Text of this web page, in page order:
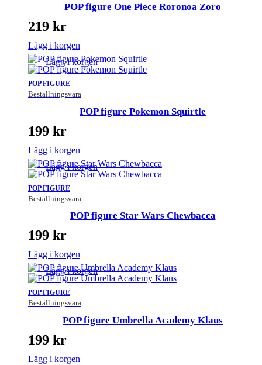
POP figure One Piece Roronoa Zoro
219 kr
Lägg i korgen
POP FIGURE
Beställningsvara
Lägg i korgen
POP figure Pokemon Squirtle
199 kr
Lägg i korgen
POP FIGURE
Beställningsvara
Lägg i korgen
POP figure Star Wars Chewbacca
199 kr
Lägg i korgen
POP FIGURE
Beställningsvara
Lägg i korgen
POP figure Umbrella Academy Klaus
199 kr
Lägg i korgen